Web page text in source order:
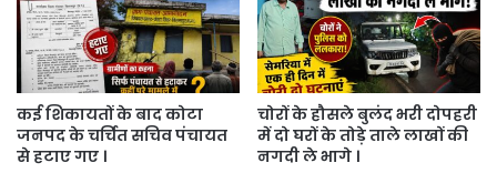
जमानत
कई शिकायतों के बाद कोटा
जनपद के चर्चित सचिव पंचायत
से हटाए गए ।
चोरों के हौसले बुलंद भरी दोपहरी
में दो घरों के तोड़े ताले लाखों की
नगदी ले भागे ।